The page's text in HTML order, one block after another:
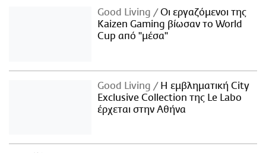
Good Living
Οι εργαζόμενοι της
Kaizen Gaming βίωσαν το World
Cup από "μέσα"
Good Living
Η εμβληματική City
Exclusive Collection της Le Labo
έρχεται στην Αθήνα